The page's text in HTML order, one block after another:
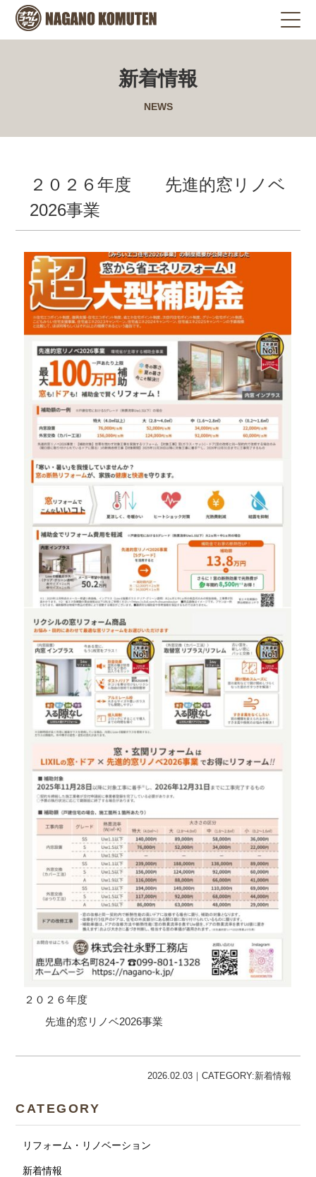
新着情報
NEWS
２０２６年度 先進的窓リノベ
2026事業
２０２６年度
先進的窓リノベ2026事業
2026.02.03｜CATEGORY:新着情報
CATEGORY
リフォーム・リノベーション
新着情報